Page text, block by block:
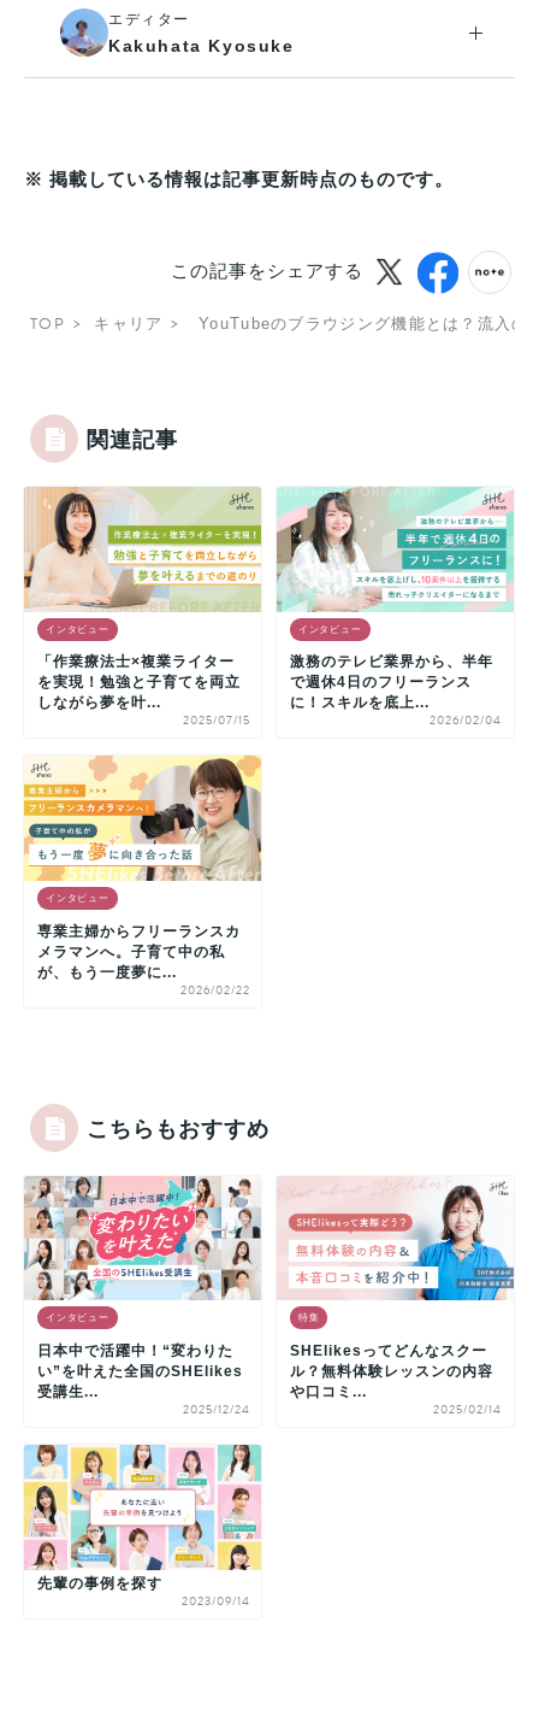
エディター
Kakuhata Kyosuke
※ 掲載している情報は記事更新時点のものです。
この記事をシェアする
TOP キャリア YouTubeのブラウジング機能とは？流入の
関連記事
インタビュー
「作業療法士×複業ライター
を実現！勉強と子育てを両立
しながら夢を叶...
2025/07/15
インタビュー
激務のテレビ業界から、半年
で週休4日のフリーランス
に！スキルを底上...
2026/02/04
インタビュー
専業主婦からフリーランスカ
メラマンへ。子育て中の私
が、もう一度夢に...
2026/02/22
こちらもおすすめ
インタビュー
日本中で活躍中！“変わりた
い”を叶えた全国のSHElikes
受講生...
2025/12/24
特集
SHElikesってどんなスクー
ル？無料体験レッスンの内容
や口コミ...
2025/02/14
先輩の事例を探す
2023/09/14